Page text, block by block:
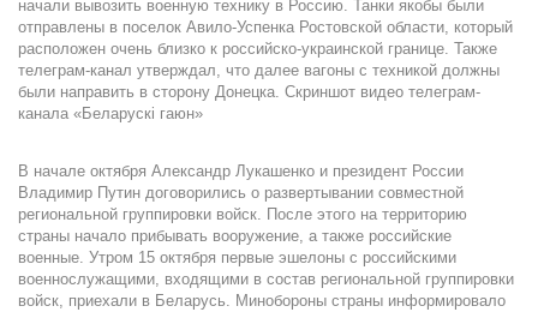
начали вывозить военную технику в Россию. Танки якобы были
отправлены в поселок Авило-Успенка Ростовской области, который
расположен очень близко к российско-украинской границе. Также
телеграм-канал утверждал, что далее вагоны с техникой должны
были направить в сторону Донецка. Скриншот видео телеграм-
канала «Беларускі гаюн»
В начале октября Александр Лукашенко и президент России
Владимир Путин договорились о развертывании совместной
региональной группировки войск. После этого на территорию
страны начало прибывать вооружение, а также российские
военные. Утром 15 октября первые эшелоны с российскими
военнослужащими, входящими в состав региональной группировки
войск, приехали в Беларусь. Минобороны страны информировало